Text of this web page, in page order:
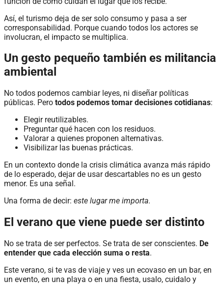
Así, el turismo deja de ser solo consumo y pasa a ser
corresponsabilidad. Porque cuando todos los actores se
involucran, el impacto se multiplica.
Un gesto pequeño también es militancia
ambiental
No todos podemos cambiar leyes, ni diseñar políticas
públicas. Pero todos podemos tomar decisiones cotidianas:
Elegir reutilizables.
Preguntar qué hacen con los residuos.
Valorar a quienes proponen alternativas.
Visibilizar las buenas prácticas.
En un contexto donde la crisis climática avanza más rápido
de lo esperado, dejar de usar descartables no es un gesto
menor. Es una señal.
Una forma de decir: este lugar me importa.
El verano que viene puede ser distinto
No se trata de ser perfectos. Se trata de ser conscientes. De
entender que cada elección suma o resta.
Este verano, si te vas de viaje y ves un ecovaso en un bar, en
un evento, en una playa o en una fiesta, usalo, cuidalo y